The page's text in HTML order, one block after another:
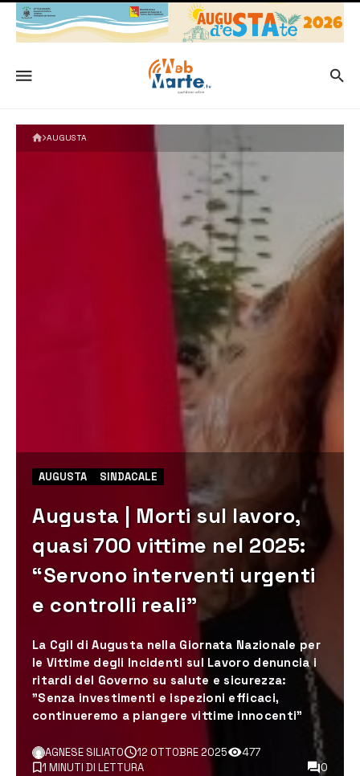
AUGUSTA
AUGUSTA SINDACALE
Augusta | Morti sul lavoro,
quasi 700 vittime nel 2025:
“Servono interventi urgenti
e controlli reali”
La Cgil di Augusta nella Giornata Nazionale per
le Vittime degli Incidenti sul Lavoro denuncia i
ritardi del Governo su salute e sicurezza:
"Senza investimenti e ispezioni efficaci,
continueremo a piangere vittime innocenti"
AGNESE SILIATO 12 OTTOBRE 2025
477
1 MINUTI DI LETTURA
0